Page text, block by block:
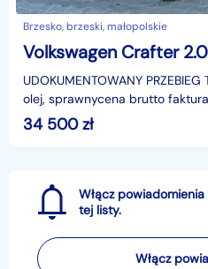
Brzesko, brzeski, małopolskie
UDOKUMENTOWANY
olej, sprawnycena brutto
tempomat,- elektryczne szyby,-
DO JAZD
34 500zł
Włącz
tej listy.
Włącz